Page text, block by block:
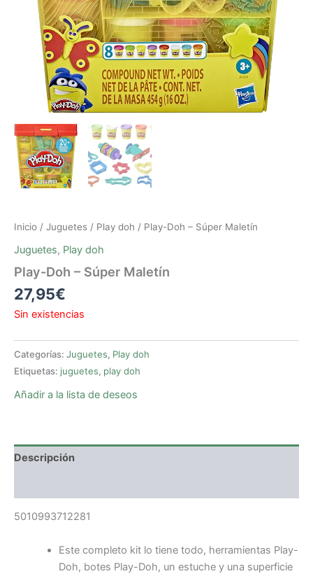
Inicio / Juguetes / Play doh / Play-Doh – Súper Maletín
Juguetes, Play doh
Play-Doh – Súper Maletín
27,95€
Sin existencias
Categorías: Juguetes, Play doh
Etiquetas: juguetes, play doh
Añadir a la lista de deseos
Descripción
5010993712281
Este completo kit lo tiene todo, herramientas Play-
Doh, botes Play-Doh, un estuche y una superficie